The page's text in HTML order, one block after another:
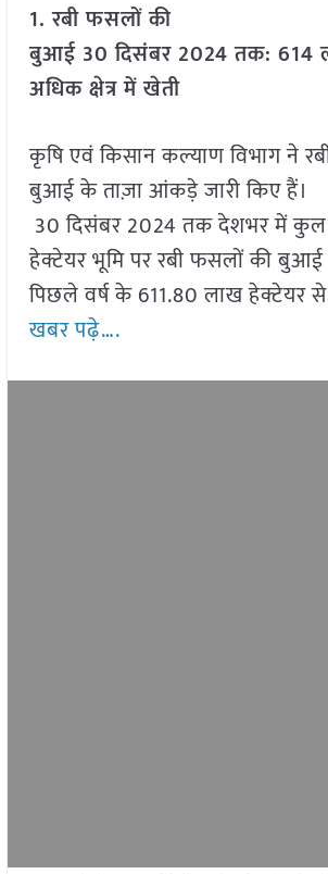
1. रबी फसलों की
बुआई 30 दिसंबर 2024 तक: 614
अधिक क्षेत्र में खेती
कृषि एवं किसान कल्याण विभाग ने
बुआई के ताज़ा आंकड़े जारी किए हैं।
30 दिसंबर 2024 तक देशभर में
हेक्टेयर भूमि पर रबी फसलों की
पिछले वर्ष के 611.80 लाख हेक्टेयर
खबर पढ़े….